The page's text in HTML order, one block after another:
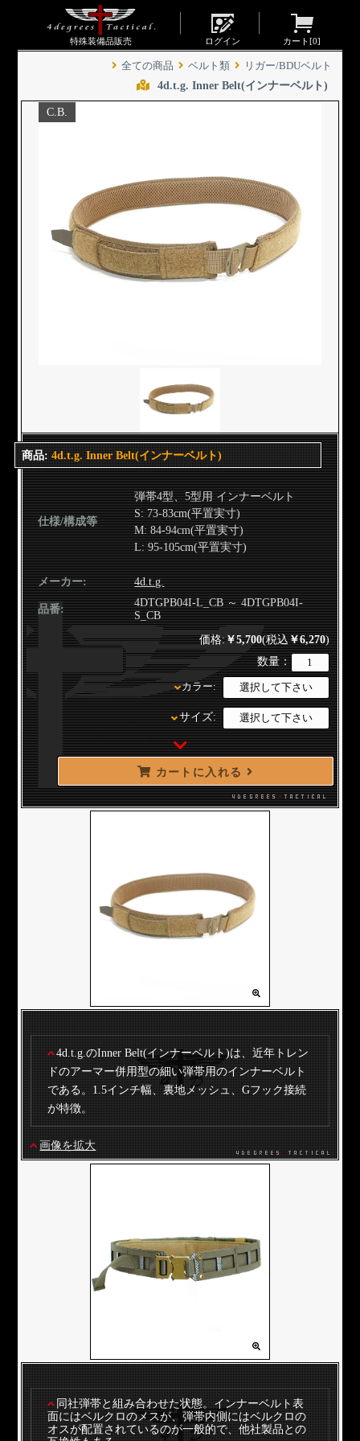
特殊装備品販売 ログイン カート[0]
全ての商品 ベルト類 リガー/BDUベルト
4d.t.g. Inner Belt(インナーベルト)
C.B.
商品:4d.t.g. Inner Belt(インナーベルト)
仕様/構成等
弾帯4型、5型用 インナーベルト
S: 73-83cm(平置実寸)
M: 84-94cm(平置実寸)
L: 95-105cm(平置実寸)
メーカー: 4d.t.g.
品番:
4DTGPB04I-L_CB ～ 4DTGPB04I-
S_CB
価格:￥5,700(税込￥6,270)
数量：
カラー:
サイズ:
カートに入れる
4d.t.g.のInner Belt(インナーベルト)は、近年トレン
ドのアーマー併用型の細い弾帯用のインナーベルト
である。1.5インチ幅、裏地メッシュ、Gフック接続
が特徴。
画像を拡大
同社弾帯と組み合わせた状態。インナーベルト表
面にはベルクロのメスが、弾帯内側にはベルクロの
オスが配置されているのが一般的で、他社製品との